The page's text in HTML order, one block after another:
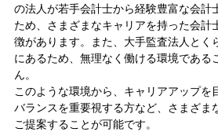
サービ
転職お
求人情
の法人が若手会計士から経験豊富な会計
ため、さまざまなキャリアを持った会計
徴があります。また、大手監査法人とく
にあるため、無理なく働ける環境である
ん。
このような環境から、キャリアアップを
バランスを重要視する方など、さまざま
ご提案することが可能です。